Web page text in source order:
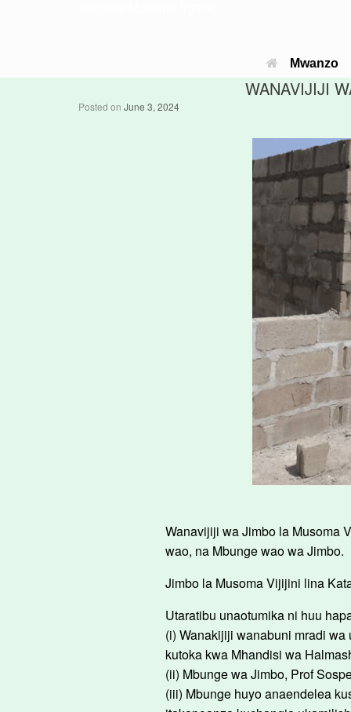
Mwanzo
WANAVIJIJI
Posted on June 3, 2024
Wanavijiji wa Jimbo la Musoma
wao, na Mbunge wao wa Jimbo.
Jimbo la Musoma Vijijini lina
Utaratibu unaotumika ni huu
(i) Wanakijiji wanabuni mradi
kutoka kwa Mhandisi wa
(ii) Mbunge wa Jimbo, Prof
(iii) Mbunge huyo anaendelea